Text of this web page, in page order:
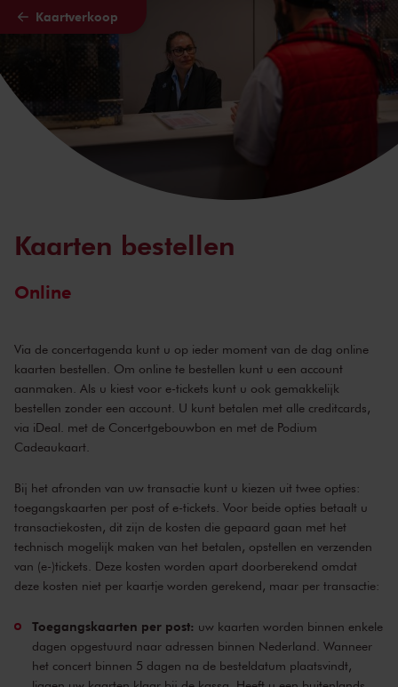
Naar hoofdcontent
Kaartverkoop
Kaarten bestellen
Online
Via de concertagenda kunt u op ieder moment van de dag online
kaarten bestellen. Om online te bestellen kunt u een account
aanmaken. Als u kiest voor e-tickets kunt u ook gemakkelijk
bestellen zonder een account. U kunt betalen met alle creditcards,
via iDeal. met de Concertgebouwbon en met de Podium
Cadeaukaart.
Bij het afronden van uw transactie kunt u kiezen uit twee opties:
toegangskaarten per post of e-tickets. Voor beide opties betaalt u
transactiekosten, dit zijn de kosten die gepaard gaan met het
technisch mogelijk maken van het betalen, opstellen en verzenden
van (e-)tickets. Deze kosten worden apart doorberekend omdat
deze kosten niet per kaartje worden gerekend, maar per transactie:
Toegangskaarten per post: uw kaarten worden binnen enkele
dagen opgestuurd naar adressen binnen Nederland. Wanneer
het concert binnen 5 dagen na de besteldatum plaatsvindt,